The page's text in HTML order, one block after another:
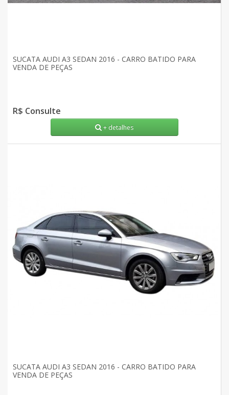
SUCATA AUDI A3 SEDAN 2016 - CARRO BATIDO PARA
VENDA DE PEÇAS
R$ Consulte
+ detalhes
SUCATA AUDI A3 SEDAN 2016 - CARRO BATIDO PARA
VENDA DE PEÇAS